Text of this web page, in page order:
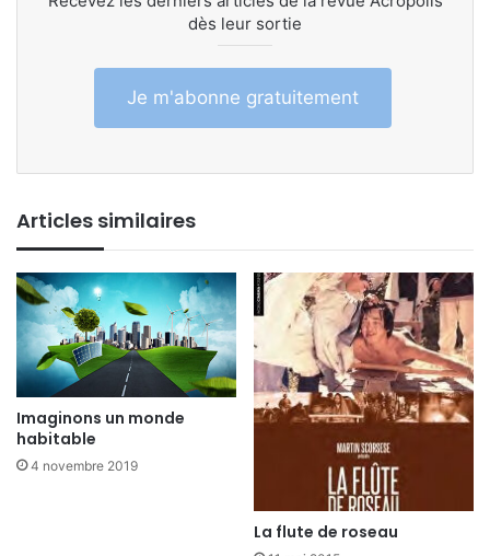
dès leur sortie
Je m'abonne gratuitement
Articles similaires
Imaginons un monde
habitable
4 novembre 2019
La flute de roseau